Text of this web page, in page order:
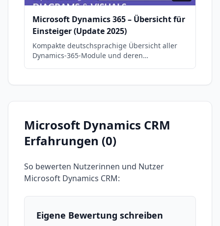
Microsoft Dynamics 365 – Übersicht für
Einsteiger (Update 2025)
Kompakte deutschsprachige Übersicht aller
Dynamics-365-Module und deren
Microsoft Dynamics CRM
Erfahrungen (0)
So bewerten Nutzerinnen und Nutzer
Microsoft Dynamics CRM:
Eigene Bewertung schreiben